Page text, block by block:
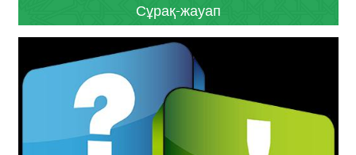
Сұрақ-жауап